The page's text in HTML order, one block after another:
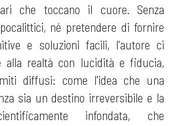
che toccano il cuore. Senza
né pretendere di fornire
e soluzioni facili, l'autore ci
alla realtà con lucidità e fiducia,
diffusi: come l'idea che una
sia un destino irreversibile e la
infondata, che